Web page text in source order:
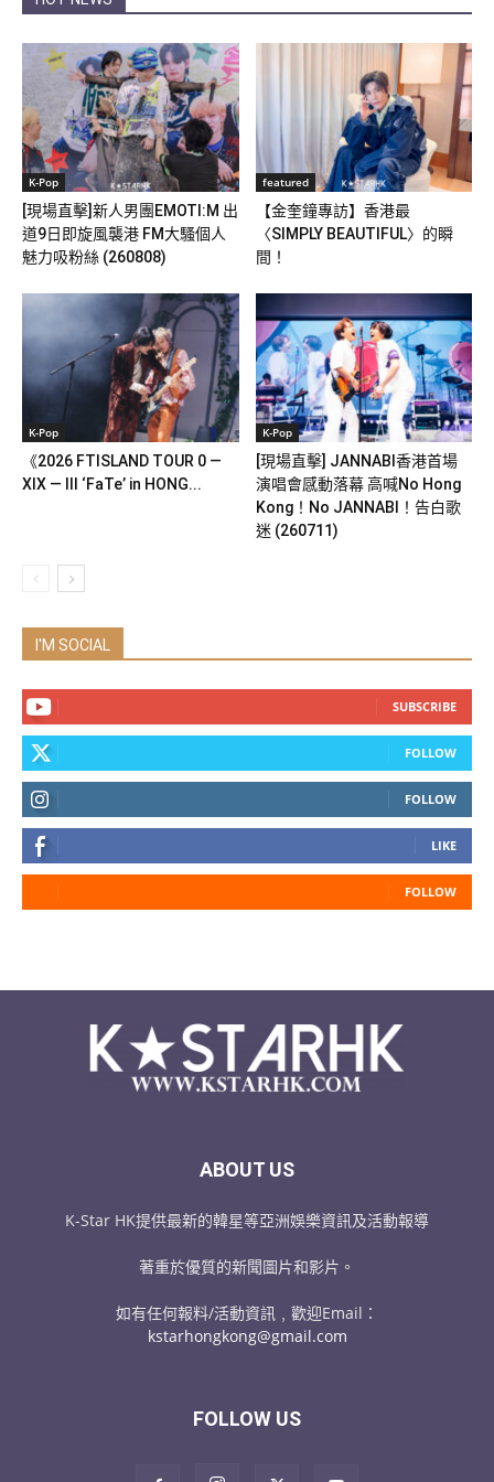
K-Pop
[現場直擊]新人男團EMOTI:M 出
道9日即旋風襲港 FM大騷個人
魅力吸粉絲 (260808)
featured
【金奎鐘專訪】香港最
〈SIMPLY BEAUTIFUL〉的瞬
間！
K-Pop
《2026 FTISLAND TOUR 0 —
XIX — III ‘FaTe’ in HONG...
K-Pop
[現場直擊] JANNABI香港首場
演唱會感動落幕 高喊No Hong
Kong！No JANNABI！告白歌
迷 (260711)
I'M SOCIAL
SUBSCRIBE
FOLLOW
FOLLOW
LIKE
FOLLOW
ABOUT US
K-Star HK提供最新的韓星等亞洲娛樂資訊及活動報導
著重於優質的新聞圖片和影片。
如有任何報料/活動資訊﹐歡迎Email：
kstarhongkong@gmail.com
FOLLOW US